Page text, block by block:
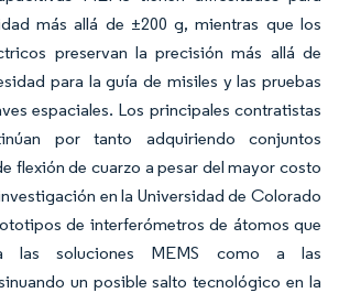
más allá de ±200 g, mientras que los
preservan la precisión más allá de
para la guía de misiles y las pruebas
espaciales. Los principales contratistas
por tanto adquiriendo conjuntos
flexión de cuarzo a pesar del mayor costo
en la Universidad de Colorado
de interferómetros de átomos que
las soluciones MEMS como a las
un posible salto tecnológico en la